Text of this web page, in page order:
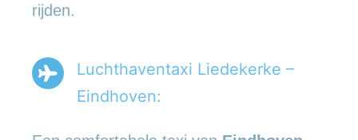
rijden.
Luchthaventaxi Liedekerke –
Eindhoven: